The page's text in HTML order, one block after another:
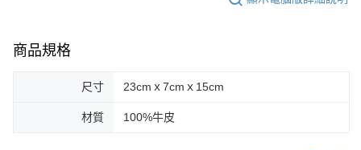
商品規格
尺寸 23cmｘ7cmｘ15cm
材質 100%牛皮